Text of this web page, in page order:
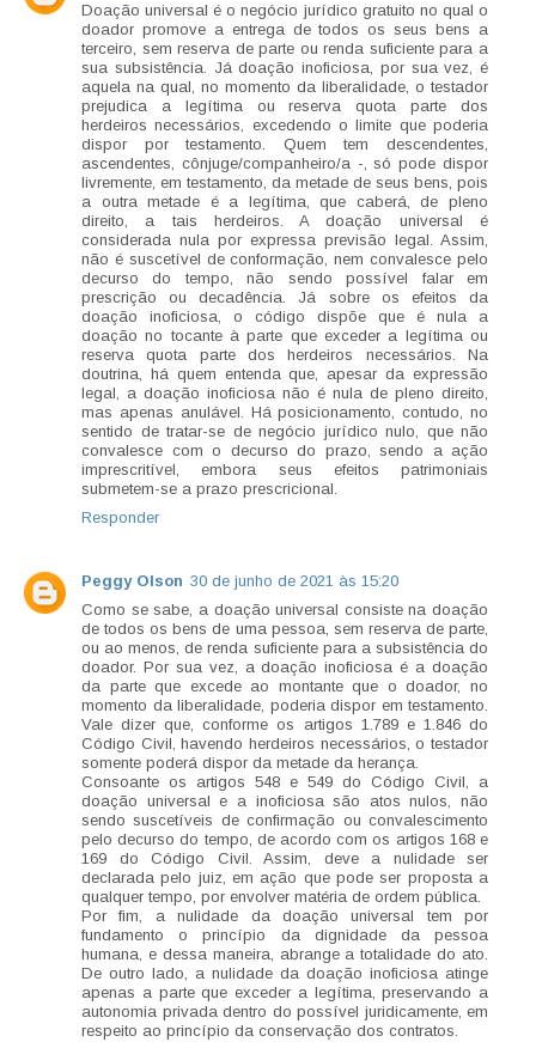
Doação universal é o negócio jurídico gratuito no qual o
doador promove a entrega de todos os seus bens a
terceiro, sem reserva de parte ou renda suficiente para a
sua subsistência. Já doação inoficiosa, por sua vez, é
aquela na qual, no momento da liberalidade, o testador
prejudica a legítima ou reserva quota parte dos
herdeiros necessários, excedendo o limite que poderia
dispor por testamento. Quem tem descendentes,
ascendentes, cônjuge/companheiro/a -, só pode dispor
livremente, em testamento, da metade de seus bens, pois
a outra metade é a legítima, que caberá, de pleno
direito, a tais herdeiros. A doação universal é
considerada nula por expressa previsão legal. Assim,
não é suscetível de conformação, nem convalesce pelo
decurso do tempo, não sendo possível falar em
prescrição ou decadência. Já sobre os efeitos da
doação inoficiosa, o código dispõe que é nula a
doação no tocante à parte que exceder a legítima ou
reserva quota parte dos herdeiros necessários. Na
doutrina, há quem entenda que, apesar da expressão
legal, a doação inoficiosa não é nula de pleno direito,
mas apenas anulável. Há posicionamento, contudo, no
sentido de tratar-se de negócio jurídico nulo, que não
convalesce com o decurso do prazo, sendo a ação
imprescritível, embora seus efeitos patrimoniais
submetem-se a prazo prescricional.
Responder
Peggy Olson 30 de junho de 2021 às 15:20
Como se sabe, a doação universal consiste na doação
de todos os bens de uma pessoa, sem reserva de parte,
ou ao menos, de renda suficiente para a subsistência do
doador. Por sua vez, a doação inoficiosa é a doação
da parte que excede ao montante que o doador, no
momento da liberalidade, poderia dispor em testamento.
Vale dizer que, conforme os artigos 1.789 e 1.846 do
Código Civil, havendo herdeiros necessários, o testador
somente poderá dispor da metade da herança.
Consoante os artigos 548 e 549 do Código Civil, a
doação universal e a inoficiosa são atos nulos, não
sendo suscetíveis de confirmação ou convalescimento
pelo decurso do tempo, de acordo com os artigos 168 e
169 do Código Civil. Assim, deve a nulidade ser
declarada pelo juiz, em ação que pode ser proposta a
qualquer tempo, por envolver matéria de ordem pública.
Por fim, a nulidade da doação universal tem por
fundamento o princípio da dignidade da pessoa
humana, e dessa maneira, abrange a totalidade do ato.
De outro lado, a nulidade da doação inoficiosa atinge
apenas a parte que exceder a legítima, preservando a
autonomia privada dentro do possível juridicamente, em
respeito ao princípio da conservação dos contratos.